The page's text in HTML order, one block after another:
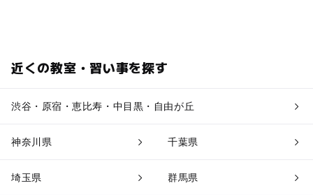
近くの教室・習い事を探す
渋谷・原宿・恵比寿・中目黒・自由が丘
神奈川県 千葉県
埼玉県 群馬県